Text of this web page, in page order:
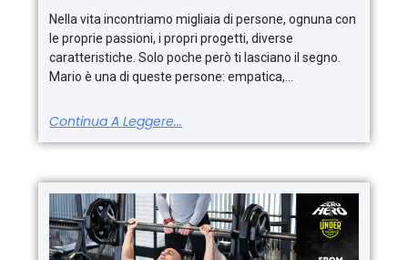
Nella vita incontriamo migliaia di persone, ognuna con
le proprie passioni, i propri progetti, diverse
caratteristiche. Solo poche però ti lasciano il segno.
Mario è una di queste persone: empatica,
Continua A Leggere...